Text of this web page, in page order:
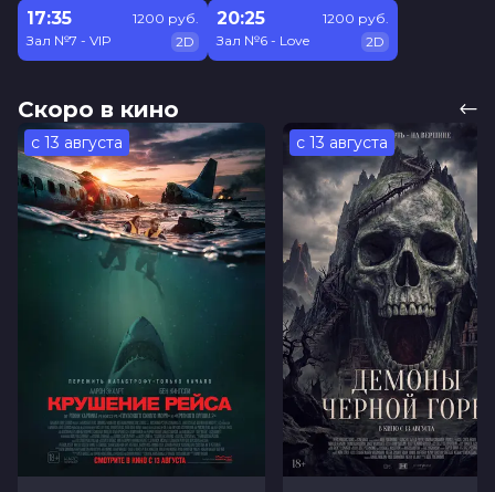
17:35
Зал №7 - VIP
1200 руб.
2D
20:25
Зал №6 - Love
1200 руб.
2D
Скоро в кино
с 13 августа с 13 августа